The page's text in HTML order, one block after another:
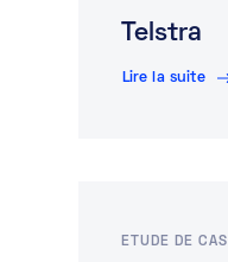
Telstra
Lire la suite
ETUDE DE CAS